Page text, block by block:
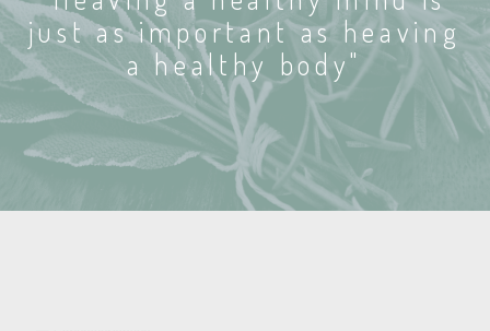
just as important as heaving
a healthy body"